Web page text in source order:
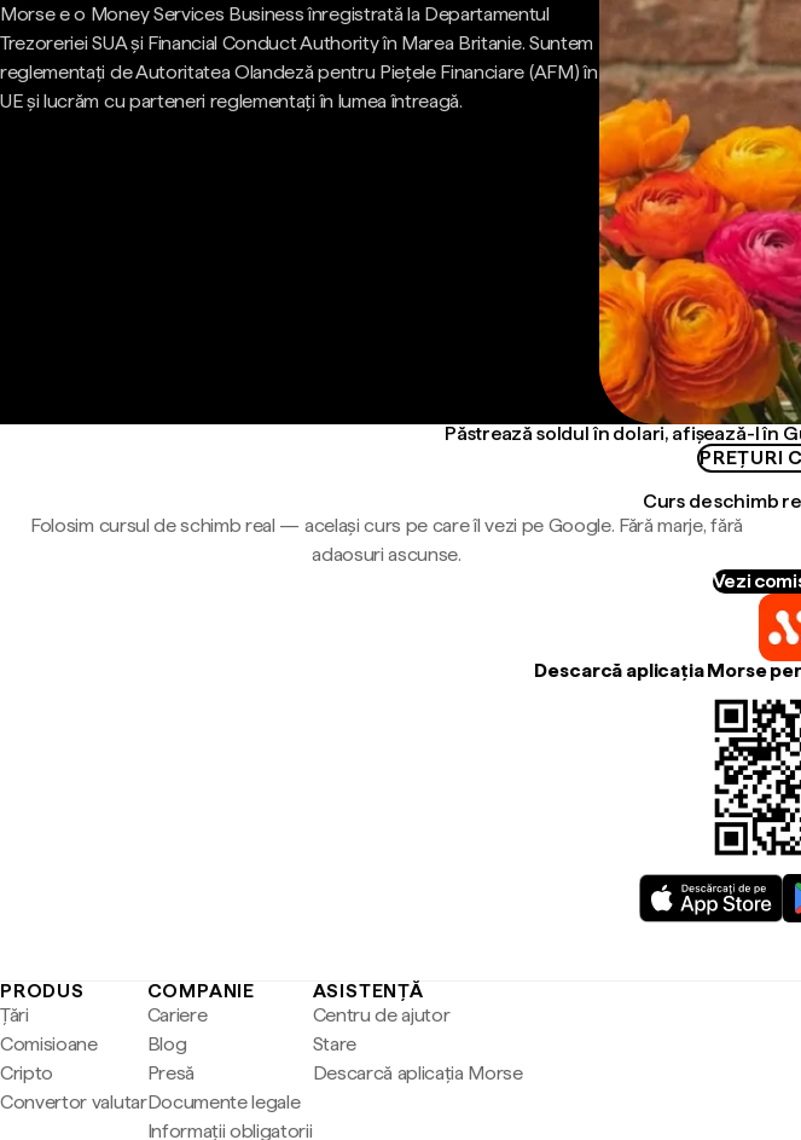
Morse e o Money Services Business înregistrată la Departamentul
Trezoreriei SUA și Financial Conduct Authority în Marea Britanie. Suntem
reglementați de Autoritatea Olandeză pentru Piețele Financiare (AFM) în
UE și lucrăm cu parteneri reglementați în lumea întreagă.
Păstrează soldul în dolari, afișează-l în
PREȚURI
Curs de schimb
Folosim cursul de schimb real — același curs pe care îl vezi pe Google. Fără marje, fără
adaosuri ascunse.
Vezi
Descarcă aplicația Morse
PRODUS
Țări
Comisioane
Cripto
Convertor valutar
COMPANIE
Cariere
Blog
Presă
Documente legale
Informații obligatorii
ASISTENȚĂ
Centru de ajutor
Stare
Descarcă aplicația Morse